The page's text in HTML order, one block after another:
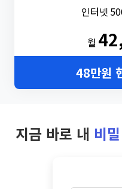
인터넷
월
48만원
지금 바로 내 비